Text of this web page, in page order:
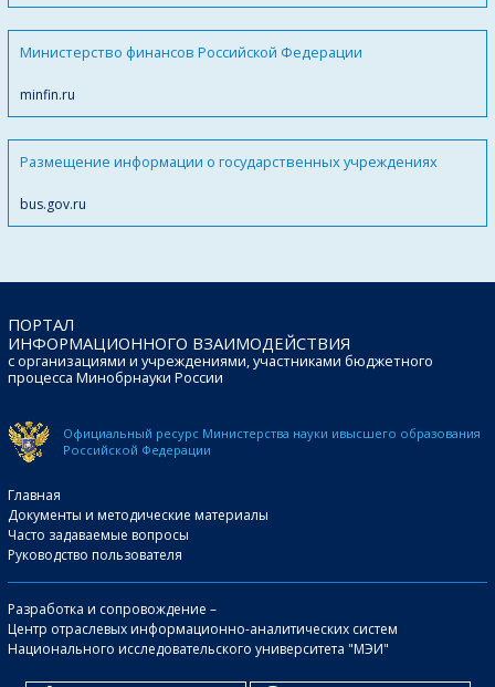
Министерство финансов Российской Федерации
minfin.ru
Размещение информации о государственных учреждениях
bus.gov.ru
ПОРТАЛ
ИНФОРМАЦИОННОГО ВЗАИМОДЕЙСТВИЯ
с организациями и учреждениями, участниками бюджетного
процесса Минобрнауки России
Официальный ресурс Министерства науки ивысшего образования
Российской Федерации
Главная
Документы и методические материалы
Часто задаваемые вопросы
Руководство пользователя
Разработка и сопровождение –
Центр отраслевых информационно-аналитических систем
Национального исследовательского университета "МЭИ"